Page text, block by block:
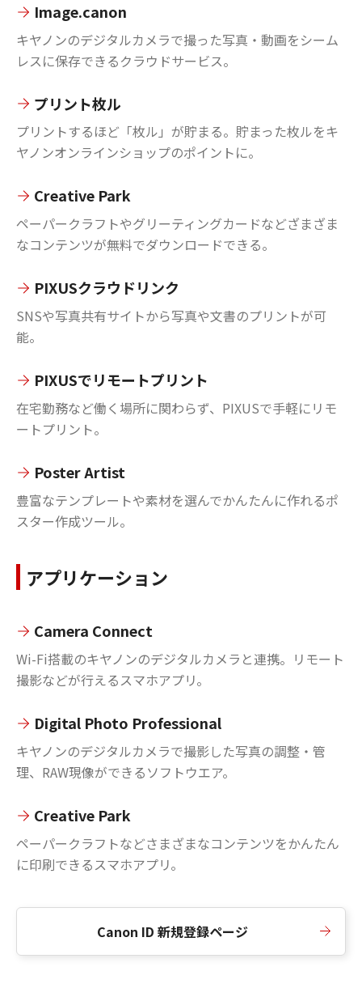
Image.canon
キヤノンのデジタルカメラで撮った写真・動画をシーム
レスに保存できるクラウドサービス。
プリント枚ル
プリントするほど「枚ル」が貯まる。貯まった枚ルをキ
ヤノンオンラインショップのポイントに。
Creative Park
ペーパークラフトやグリーティングカードなどざまざま
なコンテンツが無料でダウンロードできる。
PIXUSクラウドリンク
SNSや写真共有サイトから写真や文書のプリントが可
能。
PIXUSでリモートプリント
在宅勤務など働く場所に関わらず、PIXUSで手軽にリモ
ートプリント。
Poster Artist
豊富なテンプレートや素材を選んでかんたんに作れるポ
スター作成ツール。
アプリケーション
Camera Connect
Wi-Fi搭載のキヤノンのデジタルカメラと連携。リモート
撮影などが行えるスマホアプリ。
Digital Photo Professional
キヤノンのデジタルカメラで撮影した写真の調整・管
理、RAW現像ができるソフトウエア。
Creative Park
ペーパークラフトなどさまざまなコンテンツをかんたん
に印刷できるスマホアプリ。
Canon ID 新規登録ページ